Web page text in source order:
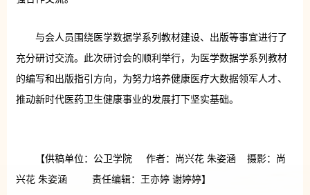
与会人员围绕医学数据学系列教材建设、出版等事宜进行了
充分研讨交流。此次研讨会的顺利举行，为医学数据学系列教材
的编写和出版指引方向，为努力培养健康医疗大数据领军人才、
推动新时代医药卫生健康事业的发展打下坚实基础。
【供稿单位：公卫学院 作者：尚兴花 朱姿涵 摄影：尚
兴花 朱姿涵 责任编辑：王亦婷 谢婷婷】